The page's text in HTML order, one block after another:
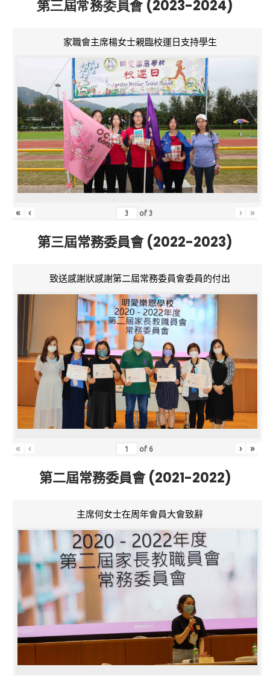
第三屆常務委員會 (2023-2024)
家職會主席楊女士親臨校運日支持學生
« ‹ of3 › »
第三屆常務委員會 (2022-2023)
致送感謝狀感謝第二屆常務委員會委員的付出
« ‹ of 6 › »
第二屆常務委員會 (2021-2022)
主席何女士在周年會員大會致辭